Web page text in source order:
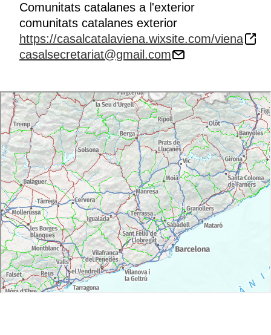
Comunitats catalanes a l'exterior
comunitats catalanes exterior
https://casalcatalaviena.wixsite.com/viena
casalsecretariat@gmail.com